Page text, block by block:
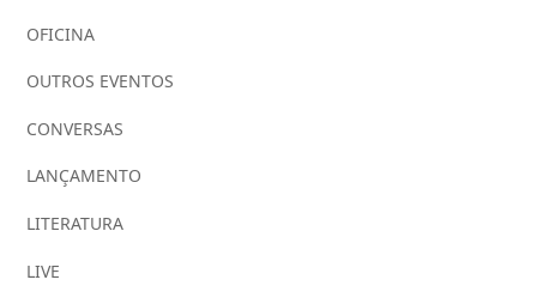
OFICINA
OUTROS EVENTOS
CONVERSAS
LANÇAMENTO
LITERATURA
LIVE